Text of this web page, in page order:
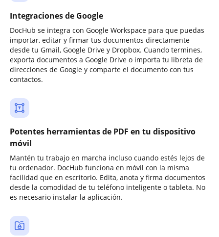
Integraciones de Google
DocHub se integra con Google Workspace para que puedas
importar, editar y firmar tus documentos directamente
desde tu Gmail, Google Drive y Dropbox. Cuando termines,
exporta documentos a Google Drive o importa tu libreta de
direcciones de Google y comparte el documento con tus
contactos.
Potentes herramientas de PDF en tu dispositivo
móvil
Mantén tu trabajo en marcha incluso cuando estés lejos de
tu ordenador. DocHub funciona en móvil con la misma
facilidad que en escritorio. Edita, anota y firma documentos
desde la comodidad de tu teléfono inteligente o tableta. No
es necesario instalar la aplicación.